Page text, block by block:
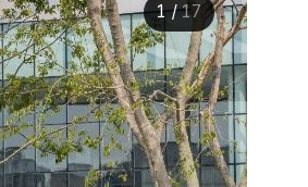
1/17